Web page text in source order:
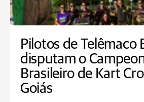
Pilotos de Telêmaco
disputam o
Brasileiro de Kart
Goiás